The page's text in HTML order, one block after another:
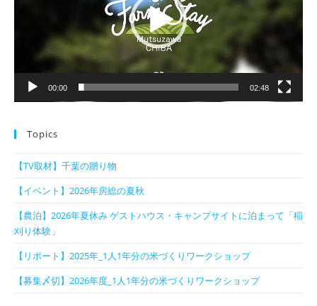
00:00 02:48
Topics
【TV取材】千葉の贈り物
【イベント】2026年房総の夏秋
【農泊】2026年夏休み ゲストハウス・キャンプサイトに泊まって「稲
刈り体験」
【リポート】2025年_1人1年分の米づくりワークショップ
【募集〆切】2026年度_1人1年分の米づくりワークショップ